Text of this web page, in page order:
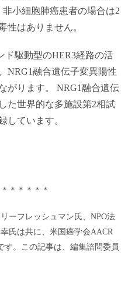
小細胞肺癌患者の場合は2
性はありません。
ド駆動型のHER3経路の活
NRG1融合遺伝子変異陽性
がります。 NRG1融合遺伝
た世界的な多施設第2相試
しています。
＊＊＊＊＊
ーフレッシュマン氏、NPO法
氏は共に、米国癌学会AACR
す。この記事は、編集諮問委員